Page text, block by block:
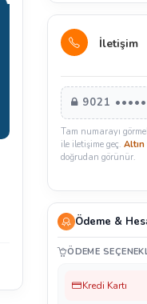
İletişim
9021
Tam numarayı
ile iletişime geç. Altın
doğrudan görünür.
Ödeme &
ÖDEME
Kredi Kartı